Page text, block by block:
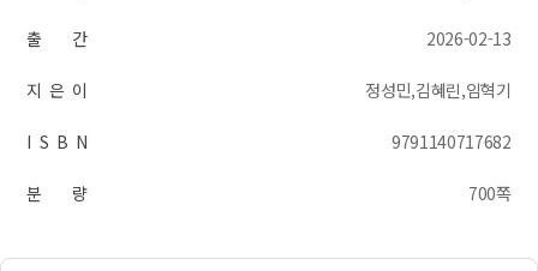
출 간 2026-02-13
지 은 이 정성민,김혜린,임혁기
I S B N 9791140717682
분 량 700쪽